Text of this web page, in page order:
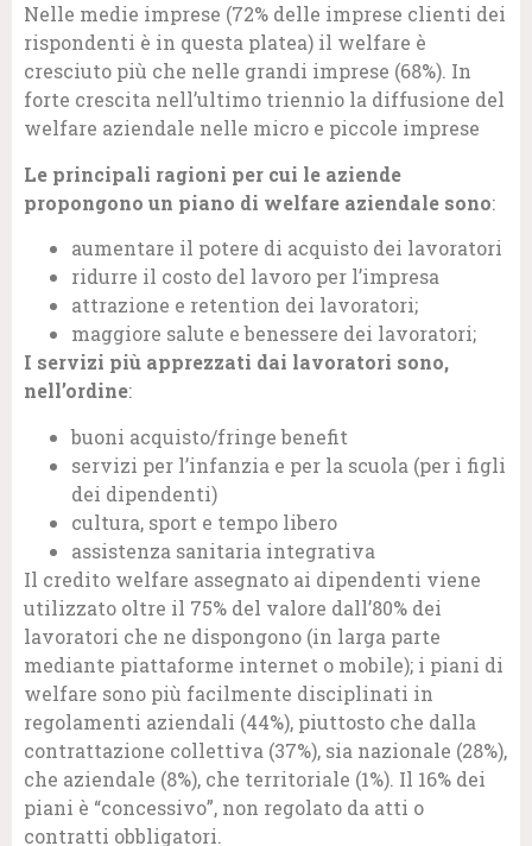
Nelle medie imprese (72% delle imprese clienti dei
rispondenti è in questa platea) il welfare è
cresciuto più che nelle grandi imprese (68%). In
forte crescita nell’ultimo triennio la diffusione del
welfare aziendale nelle micro e piccole imprese
Le principali ragioni per cui le aziende
propongono un piano di welfare aziendale sono:
aumentare il potere di acquisto dei lavoratori
ridurre il costo del lavoro per l’impresa
attrazione e retention dei lavoratori;
maggiore salute e benessere dei lavoratori;
I servizi più apprezzati dai lavoratori sono,
nell’ordine:
buoni acquisto/fringe benefit
servizi per l’infanzia e per la scuola (per i figli
dei dipendenti)
cultura, sport e tempo libero
assistenza sanitaria integrativa
Il credito welfare assegnato ai dipendenti viene
utilizzato oltre il 75% del valore dall’80% dei
lavoratori che ne dispongono (in larga parte
mediante piattaforme internet o mobile); i piani di
welfare sono più facilmente disciplinati in
regolamenti aziendali (44%), piuttosto che dalla
contrattazione collettiva (37%), sia nazionale (28%),
che aziendale (8%), che territoriale (1%). Il 16% dei
piani è “concessivo”, non regolato da atti o
contratti obbligatori.